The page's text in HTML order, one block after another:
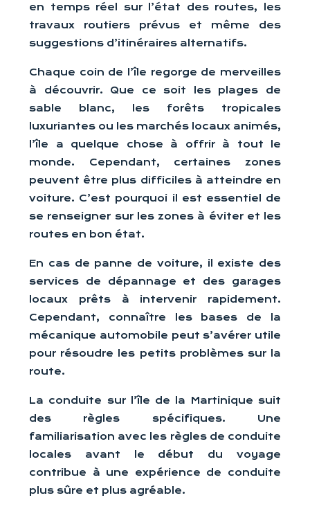
en temps réel sur l’état des routes, les
travaux routiers prévus et même des
suggestions d’itinéraires alternatifs.
Chaque coin de l’île regorge de merveilles
à découvrir. Que ce soit les plages de
sable blanc, les forêts tropicales
luxuriantes ou les marchés locaux animés,
l’île a quelque chose à offrir à tout le
monde. Cependant, certaines zones
peuvent être plus difficiles à atteindre en
voiture. C’est pourquoi il est essentiel de
se renseigner sur les zones à éviter et les
routes en bon état.
En cas de panne de voiture, il existe des
services de dépannage et des garages
locaux prêts à intervenir rapidement.
Cependant, connaître les bases de la
mécanique automobile peut s’avérer utile
pour résoudre les petits problèmes sur la
route.
La conduite sur l’île de la Martinique suit
des règles spécifiques. Une
familiarisation avec les règles de conduite
locales avant le début du voyage
contribue à une expérience de conduite
plus sûre et plus agréable.